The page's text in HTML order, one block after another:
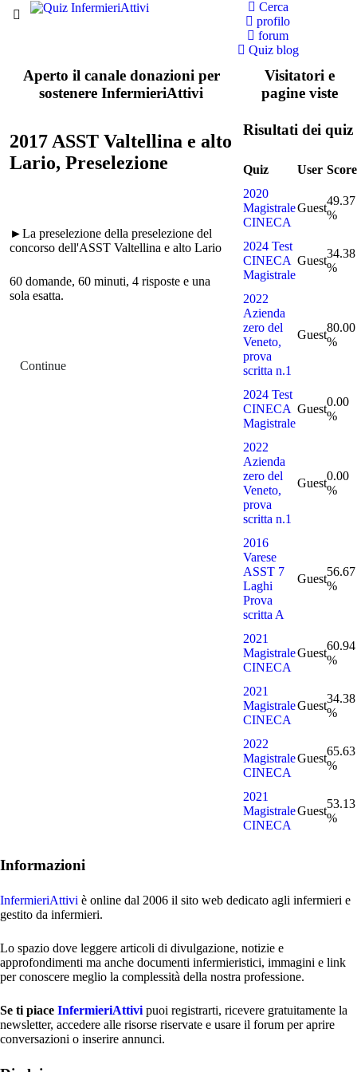
Cerca
profilo
forum
Quiz blog
Aperto il canale donazioni per
sostenere InfermieriAttivi
2017 ASST Valtellina e alto
Lario, Preselezione
►La preselezione della preselezione del
concorso dell'ASST Valtellina e alto Lario
60 domande, 60 minuti, 4 risposte e una
sola esatta.
Continue
Visitatori e
pagine viste
Risultati dei quiz
Quiz User Score
2020
Magistrale
CINECA
Guest
49.37
%
2024 Test
CINECA
Magistrale
Guest
34.38
%
2022
Azienda
zero del
Veneto,
prova
scritta n.1
Guest
80.00
%
2024 Test
CINECA
Magistrale
Guest
0.00
%
2022
Azienda
zero del
Veneto,
prova
scritta n.1
Guest
0.00
%
2016
Varese
ASST 7
Laghi
Prova
scritta A
Guest
56.67
%
2021
Magistrale
CINECA
Guest
60.94
%
2021
Magistrale
CINECA
Guest
34.38
%
2022
Magistrale
CINECA
Guest
65.63
%
2021
Magistrale
CINECA
Guest
53.13
%
Informazioni
InfermieriAttivi è online dal 2006 il sito web dedicato agli infermieri e
gestito da infermieri.
Lo spazio dove leggere articoli di divulgazione, notizie e
approfondimenti ma anche documenti infermieristici, immagini e link
per conoscere meglio la complessità della nostra professione.
Se ti piace InfermieriAttivi puoi registrarti, ricevere gratuitamente la
newsletter, accedere alle risorse riservate e usare il forum per aprire
conversazioni o inserire annunci.